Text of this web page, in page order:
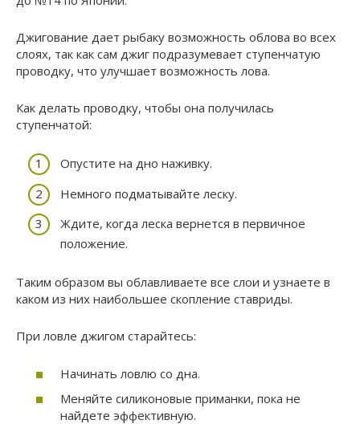
Джигование дает рыбаку возможность облова во всех
слоях, так как сам джиг подразумевает ступенчатую
проводку, что улучшает возможность лова.
Как делать проводку, чтобы она получилась
ступенчатой:
Опустите на дно наживку.
Немного подматывайте леску.
Ждите, когда леска вернется в первичное
положение.
Таким образом вы облавливаете все слои и узнаете в
каком из них наибольшее скопление ставриды.
При ловле джигом старайтесь:
Начинать ловлю со дна.
Меняйте силиконовые приманки, пока не
найдете эффективную.